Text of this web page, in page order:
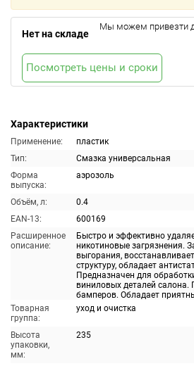
Характеристики
Применение:
пластик
Тип:
Смазка универсальная
Форма
выпуска:
аэрозоль
Объём, л:
0.4
EAN-13:
600169
Расширенное
описание:
Быстро и эффективно
никотиновые загрязнения.
выгорания,
структуру, обладает
Предназначен для
виниловых деталей салона.
бамперов. Обладает
Товарная
группа:
уход и очистка
Высота
упаковки,
мм:
235
Нет на складе
Мы можем привезти
Посмотреть цены и сроки